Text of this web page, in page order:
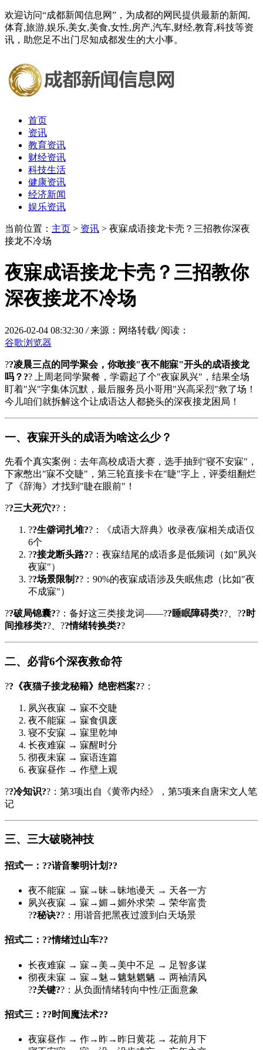
欢迎访问“成都新闻信息网”，为成都的网民提供最新的新闻,
体育,旅游,娱乐,美女,美食,女性,房产,汽车,财经,教育,科技等资
讯，助您足不出门尽知成都发生的大小事。
首页
资讯
教育资讯
财经资讯
科技生活
健康资讯
经济新闻
娱乐资讯
当前位置： 主页 > 资讯 > 夜寐成语接龙卡壳？三招教你深夜
接龙不冷场
夜寐成语接龙卡壳？三招教你
深夜接龙不冷场
2026-02-04 08:32:30 / 来源：网络转载/ 阅读：
谷歌浏览器
??凌晨三点的同学聚会，你敢接"夜不能寐"开头的成语接龙
吗？?? 上周老同学聚餐，学霸起了个"夜寐夙兴"，结果全场
盯着"兴"字集体沉默，最后服务员小哥用"兴高采烈"救了场！
今儿咱们就拆解这个让成语达人都挠头的深夜接龙困局！
一、夜寐开头的成语为啥这么少？
先看个真实案例：去年高校成语大赛，选手抽到"寝不安寐"，
下家憋出"寐不交睫"，第三轮直接卡在"睫"字上，评委组翻烂
了《辞海》才找到"睫在眼前"！
??三大死穴??：
??生僻词扎堆??：《成语大辞典》收录夜/寐相关成语仅
6个
??接龙断头路??：夜寐结尾的成语多是低频词（如"夙兴
夜寐"）
??场景限制??：90%的夜寐成语涉及失眠焦虑（比如"夜
不成寐"）
??破局锦囊??：备好这三类接龙词——??睡眠障碍类??、??时
间推移类??、??情绪转换类??
二、必背6个深夜救命符
??《夜猫子接龙秘籍》绝密档案??：
夙兴夜寐 → 寐不交睫
夜不能寐 → 寐食俱废
寝不安寐 → 寐里乾坤
长夜难寐 → 寐醒时分
彻夜未寐 → 寐语连篇
夜寐昼作 → 作壁上观
??冷知识??：第3项出自《黄帝内经》，第5项来自唐宋文人笔
记
三、三大破晓神技
招式一：??谐音黎明计划??
夜不能寐 → 寐→昧→昧地谩天 → 天各一方
夙兴夜寐 → 寐→媚→媚外求荣 → 荣华富贵
??秘诀??：用谐音把黑夜过渡到白天场景
招式二：??情绪过山车??
长夜难寐 → 寐→美→美中不足 → 足智多谋
彻夜未寐 → 寐→魅→魑魅魍魉 → 两袖清风
??关键??：从负面情绪转向中性/正面意象
招式三：??时间魔法术??
夜寐昼作 → 作→昨→昨日黄花 → 花前月下